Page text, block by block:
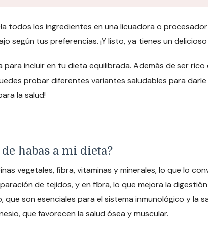
todos los ingredientes en una licuadora o
según tus preferencias. ¡Y listo, ya tienes un
incluir en tu dieta equilibrada. Además de ser
probar diferentes variantes saludables para
la salud!
habas a mi dieta?
vegetales, fibra, vitaminas y minerales, lo que lo
de tejidos, y en fibra, lo que mejora la
son esenciales para el sistema inmunológico y la
que favorecen la salud ósea y muscular.